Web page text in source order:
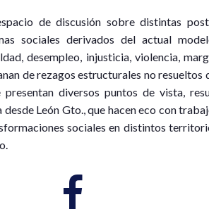
de discusión sobre distintas
sociales derivados del actual
desempleo, injusticia, violencia,
de rezagos estructurales no resueltos
presentan diversos puntos de vista,
desde León Gto., que hacen eco con
sociales en distintos